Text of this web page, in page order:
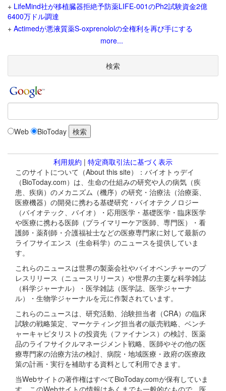
+ LifeMind社が移植臓器拒絶予防薬LIFE-001のPh2試験資金2億
6400万ドル調達
+ Actimedが悪液質薬S-oxprenololの全権利を再び手にする
more...
検索
Web BioToday
利用規約 | 特定商取引法に基づく表示
このサイトについて（About this site）：バイオトゥデイ
（BioToday.com）は、生命の仕組みの研究や人の病気（疾
患、疾病）のメカニズム（機序）の研究・治療法（治療薬、
医療機器）の開発に携わる基礎研究・バイオテクノロジー
（バイオテック、バイオ）・応用医学・基礎医学・臨床医学
や医療に携わる医師（プライマリーケア医師、専門医）・看
護師・薬剤師・介護福祉士などの医療専門家に対して最新の
ライフサイエンス（生命科学）のニュースを提供していま
す。
これらのニュースは世界の製薬会社やバイオベンチャーのプ
レスリリース（ニュースリリース）や世界の主要な科学雑誌
（科学ジャーナル）・医学雑誌（医学誌、医学ジャーナ
ル）・生物学ジャーナルを元に作製されています。
これらのニュースは、研究活動、治験担当者（CRA）の臨床
試験の戦略策定、マーケティング担当者の販売戦略、ベンチ
ャーキャピタリストの投資先（ファイナンス）の検討、医薬
品のライフサイクルマネージメント戦略、医師やその他の医
療専門家の治療方法の検討、病院・地域医療・政府の医療政
策の計画・実行を補助する資料として利用できます。
当Webサイトの著作権はすべてBioToday.comが保有していま